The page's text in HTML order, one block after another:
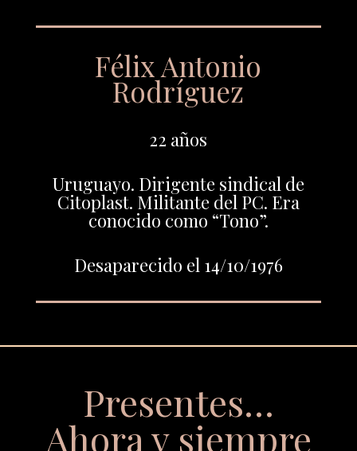
Félix Antonio
Rodríguez
22 años
Uruguayo. Dirigente sindical de
Citoplast. Militante del PC. Era
conocido como “Tono”.
Desaparecido el 14/10/1976
Presentes…
Ahora y siempre